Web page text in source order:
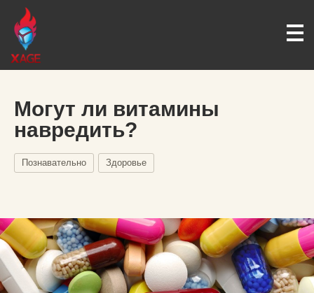
Могут ли витамины
навредить?
Познавательно Здоровье